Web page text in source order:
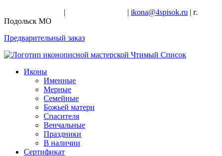
| | ikona@4spisok.ru | г.
Подольск МО
Предварительный заказ
Иконы
Именные
Мерные
Семейные
Божьей матери
Спасителя
Венчальные
Праздники
В наличии
Сертификат